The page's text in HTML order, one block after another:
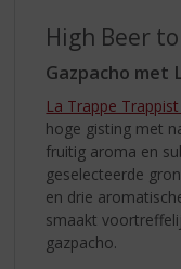
High Beer
Gazpacho met
La Trappe
hoge gisting met
fruitig aroma en
geselecteerde
en drie
smaakt
gazpacho.